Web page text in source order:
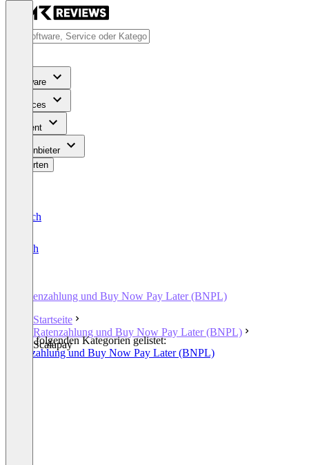
Software
Services
Content
Für Anbieter
Bewerten
Deutsch
English
Ratenzahlung und Buy Now Pay Later (BNPL)
Startseite
Ratenzahlung und Buy Now Pay Later (BNPL)
Scalapay
In den folgenden Kategorien gelistet:
Ratenzahlung und Buy Now Pay Later (BNPL)